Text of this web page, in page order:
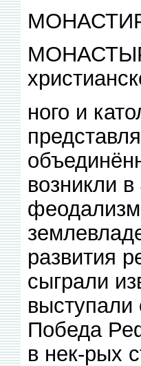
МОНАСТИР,
ного и
возникли
развития
сыграли
выступали
Победа
в нек-рых